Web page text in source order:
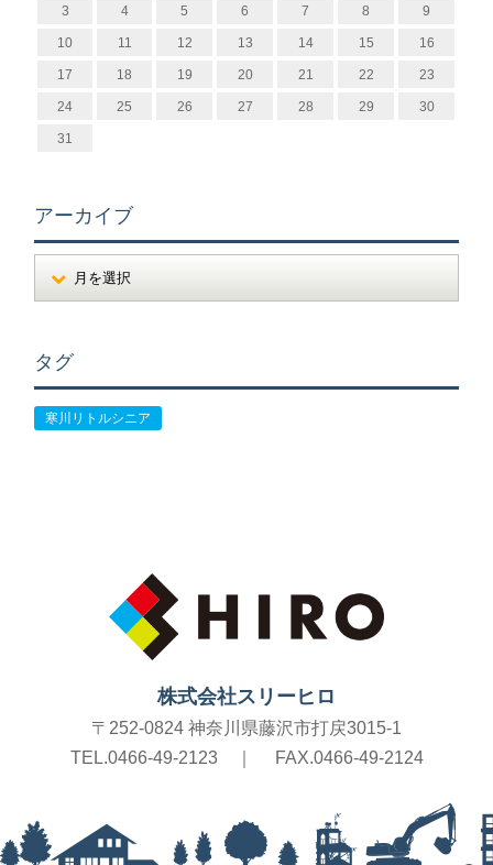
3 4 5 6 7 8 9
10 11 12 13 14 15 16
17 18 19 20 21 22 23
24 25 26 27 28 29 30
31
アーカイブ
タグ
寒川リトルシニア
株式会社スリーヒロ
〒252-0824 神奈川県藤沢市打戻3015-1
TEL.0466-49-2123｜ FAX.0466-49-2124